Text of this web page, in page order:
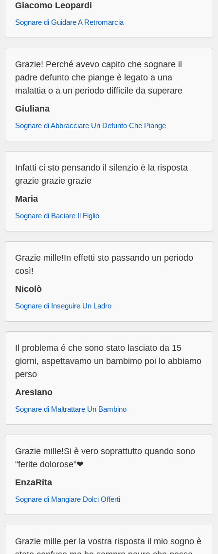
Giacomo Leopardi
Sognare di Guidare A Retromarcia
Grazie! Perché avevo capito che sognare il
padre defunto che piange è legato a una
malattia o a un periodo difficile da superare
Giuliana
Sognare di Abbracciare Un Defunto Che Piange
Infatti ci sto pensando il silenzio è la risposta
grazie grazie grazie
Maria
Sognare di Baciare Il Figlio
Grazie mille!In effetti sto passando un periodo
così!
Nicolò
Sognare di Inseguire Un Ladro
Il problema é che sono stato lasciato da 15
giorni, aspettavamo un bambimo poi lo abbiamo
perso
Aresiano
Sognare di Maltrattare Un Bambino
Grazie mille!Si è vero soprattutto quando sono
"ferite dolorose"❤
EnzaRita
Sognare di Mangiare Dolci Offerti
Grazie mille per la vostra risposta il mio sogno è